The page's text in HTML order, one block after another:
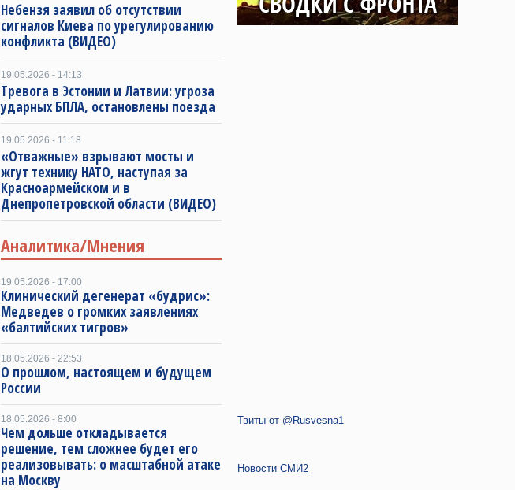
Небензя заявил об отсутствии
сигналов Киева по урегулированию
конфликта (ВИДЕО)
19.05.2026 - 14:13
Тревога в Эстонии и Латвии: угроза
ударных БПЛА, остановлены поезда
19.05.2026 - 11:18
«Отважные» взрывают мосты и
жгут технику НАТО, наступая за
Красноармейском и в
Днепропетровской области (ВИДЕО)
Аналитика/Мнения
19.05.2026 - 17:00
Клинический дегенерат «будрис»:
Медведев о громких заявлениях
«балтийских тигров»
18.05.2026 - 22:53
О прошлом, настоящем и будущем
России
18.05.2026 - 8:00
Чем дольше откладывается
решение, тем сложнее будет его
реализовывать: о масштабной атаке
на Москву
Твиты от @Rusvesna1
Новости СМИ2